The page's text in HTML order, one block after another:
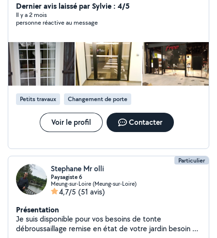
glace , changement de serrure , mise en sécurité ,
réglage de porte etc...
Dernier avis laissé par Sylvie : 4/5
Il y a 2 mois
personne réactive au message
Petits travaux Changement de porte
Voir le profil Contacter
Particulier
Stephane Mr olli
Paysagiste 6
Meung-sur-Loire (Meung-sur-Loire)
4,7/5 (51 avis)
Présentation
Je suis disponible pour vos besoins de tonte
débroussaillage remise en état de votre jardin besoin de